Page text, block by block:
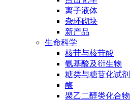
离子液体
杂环砌块
新产品
生命科学
核苷与核苷酸
氨基酸及衍生物
糖类与糖苷化试剂
酶
聚乙二醇类化合物